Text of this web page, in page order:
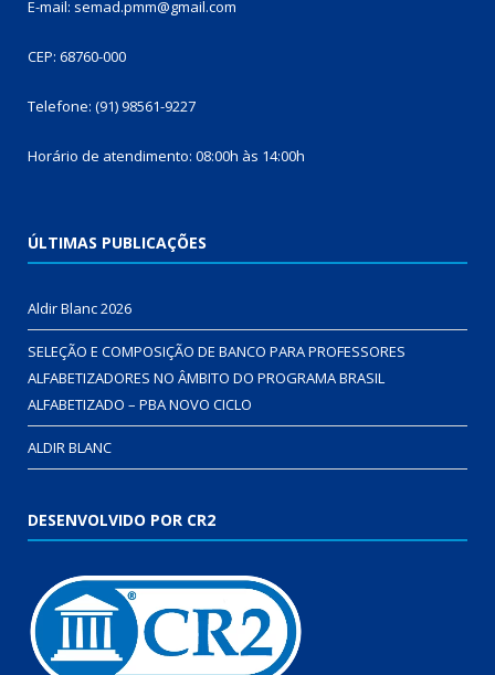
E-mail: semad.pmm@gmail.com
CEP: 68760-000
Telefone: (91) 98561-9227
Horário de atendimento: 08:00h às 14:00h
ÚLTIMAS PUBLICAÇÕES
Aldir Blanc 2026
SELEÇÃO E COMPOSIÇÃO DE BANCO PARA PROFESSORES
ALFABETIZADORES NO ÂMBITO DO PROGRAMA BRASIL
ALFABETIZADO – PBA NOVO CICLO
ALDIR BLANC
DESENVOLVIDO POR CR2